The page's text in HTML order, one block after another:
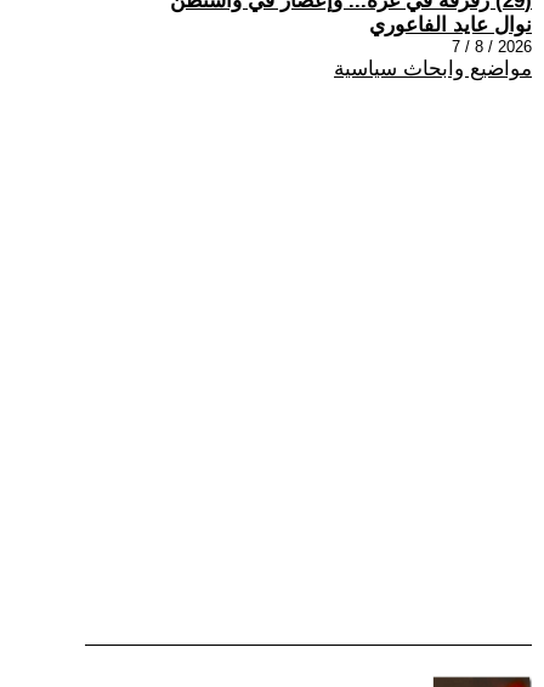
نوال عايد الفاعوري
2026 / 8 / 7
مواضيع وابحاث سياسية